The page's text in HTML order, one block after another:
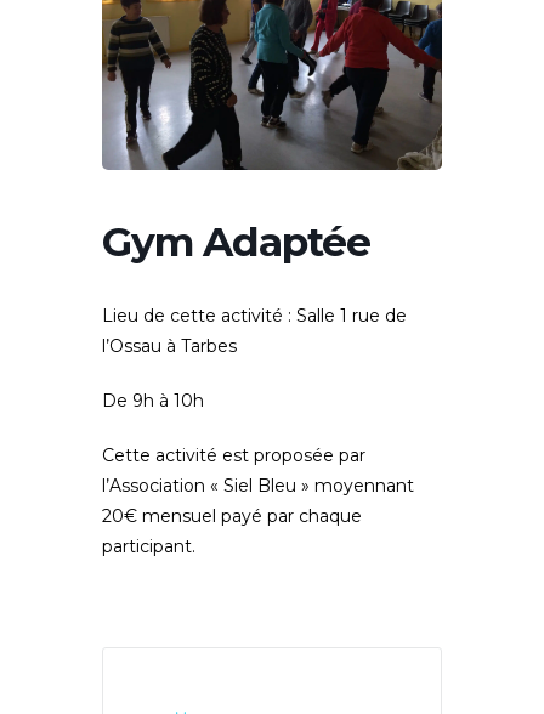
Gym Adaptée
Lieu de cette activité : Salle 1 rue de
l’Ossau à Tarbes
De 9h à 10h
Cette activité est proposée par
l’Association « Siel Bleu » moyennant
20€ mensuel payé par chaque
participant.